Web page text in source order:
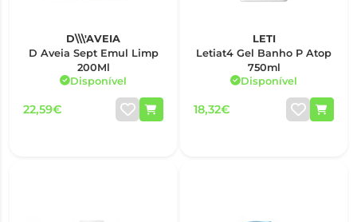
D\\\'AVEIA
D Aveia Sept Emul Limp
200Ml
Disponível
22,59€
LETI
Letiat4 Gel Banho P Atop
750ml
Disponível
18,32€